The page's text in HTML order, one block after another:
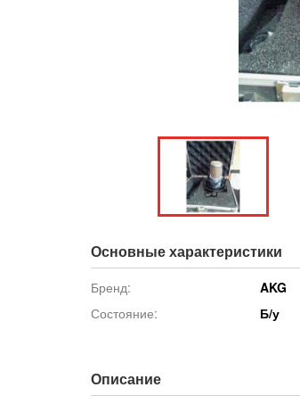
Основные характеристики
Бренд: AKG
Состояние:
Б/у
Описание